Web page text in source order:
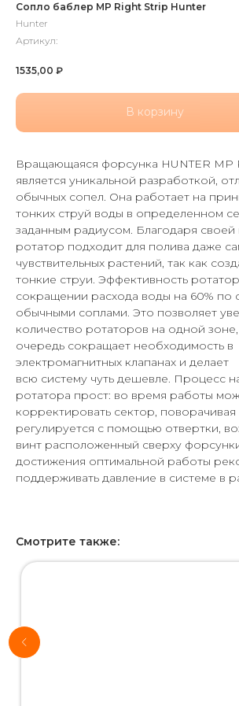
Сопло баблер MP Right Strip Hunter
Hunter
Артикул:
1535,00 ₽
В корзину
Вращающаяся форсунка HUNTER MP
является уникальной разработкой,
обычных сопел. Она работает на
тонких струй воды в определенном
заданным радиусом. Благодаря своей
ротатор подходит для полива даже
чувствительных растений, так как
тонкие струи. Эффективность
сокращении расхода воды на 60% по
обычными соплами. Это позволяет
количество ротаторов на одной
очередь сокращает необходимость в
электромагнитных клапанах и делает
всю систему чуть дешевле. Процесс
ротатора прост: во время работы
корректировать сектор,
регулируется с помощью отвертки,
винт расположенный сверху
достижения оптимальной работы
поддерживать давление в системе в
Смотрите также:
Хотитерассчитать
стоимость
*Используются
собственные
интеллектуальные